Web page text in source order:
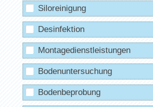
Siloreinigung
Desinfektion
Montagedienstleistungen
Bodenuntersuchung
Bodenbeprobung